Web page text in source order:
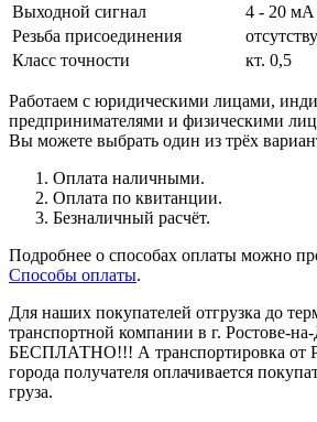
Выходной сигнал
4 - 20 мА
Резьба присоединения
Класс точности
кт. 0,5
Работаем с юридическими лицами,
предпринимателями и физическими
Вы можете выбрать один из трёх
Оплата наличными.
Оплата по квитанции.
Безналичный расчёт.
Подробнее о способах оплаты можно
Способы оплаты.
Для наших покупателей отгрузка до
транспортной компании в г. Ростове-
БЕСПЛАТНО!!! А транспортировка от
города получателя оплачивается
груза.